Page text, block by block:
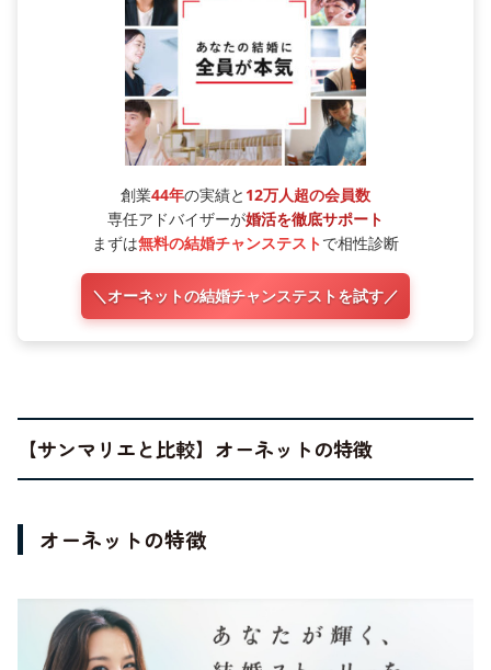
創業44年の実績と 12万人超の会員数
専任アドバイザーが婚活を徹底サポート
まずは無料の結婚チャンステストで相性診断
＼オーネットの結婚チャンステストを試す／
【サンマリエと比較】オーネットの特徴
オーネットの特徴